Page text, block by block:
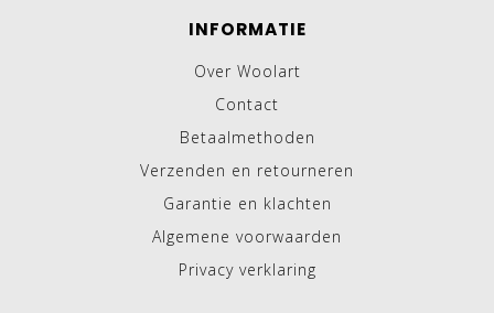
INFORMATIE
Over Woolart
Contact
Betaalmethoden
Verzenden en retourneren
Garantie en klachten
Algemene voorwaarden
Privacy verklaring